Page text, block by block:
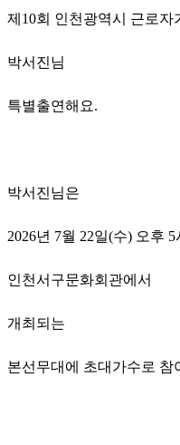
제10회 인천광역시 근로자
박서진님
특별출연해요.
박서진님은
2026년 7월 22일(수) 오후 5
인천서구문화회관에서
개최되는
본선무대에 초대가수로 참